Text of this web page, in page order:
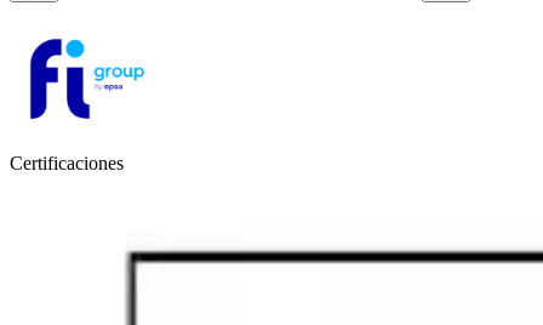
Certificaciones